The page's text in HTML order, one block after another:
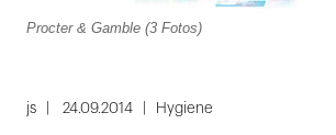
Procter & Gamble (3 Fotos)
1js 24.09.2014 Hygiene